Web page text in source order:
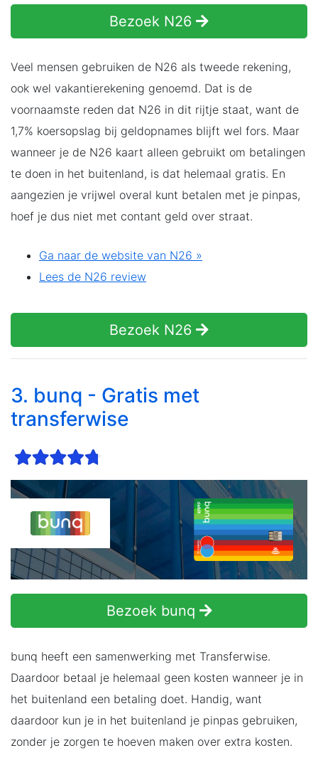
Bezoek N26
Veel mensen gebruiken de N26 als tweede rekening,
ook wel vakantierekening genoemd. Dat is de
voornaamste reden dat N26 in dit rijtje staat, want de
1,7% koersopslag bij geldopnames blijft wel fors. Maar
wanneer je de N26 kaart alleen gebruikt om betalingen
te doen in het buitenland, is dat helemaal gratis. En
aangezien je vrijwel overal kunt betalen met je pinpas,
hoef je dus niet met contant geld over straat.
Ga naar de website van N26 »
Lees de N26 review
Bezoek N26
3. bunq - Gratis met
transferwise
Bezoek bunq
bunq heeft een samenwerking met Transferwise.
Daardoor betaal je helemaal geen kosten wanneer je in
het buitenland een betaling doet. Handig, want
daardoor kun je in het buitenland je pinpas gebruiken,
zonder je zorgen te hoeven maken over extra kosten.